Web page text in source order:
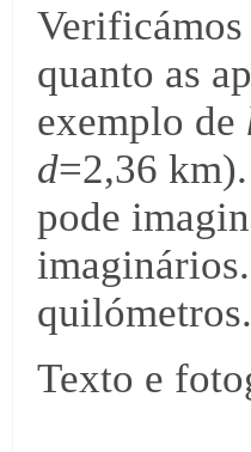
quanto as
exemplo de
d=2,36
pode
quilómetros.
Texto e